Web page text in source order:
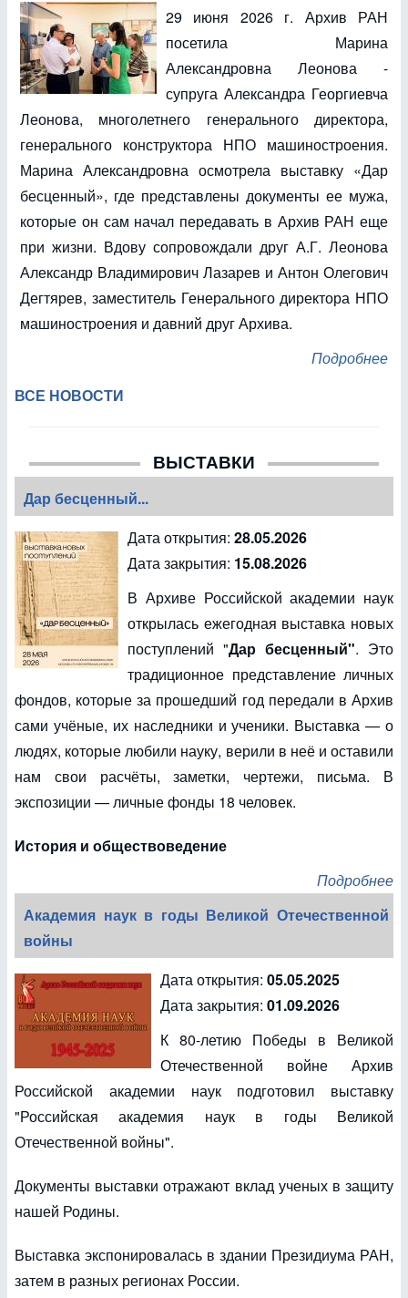
29 июня 2026 г. Архив РАН
посетила Марина
Александровна Леонова -
супруга Александра Георгиевча
Леонова, многолетнего генерального директора,
генерального конструктора НПО машиностроения.
Марина Александровна осмотрела выставку «Дар
бесценный», где представлены документы ее мужа,
которые он сам начал передавать в Архив РАН еще
при жизни. Вдову сопровождали друг А.Г. Леонова
Александр Владимирович Лазарев и Антон Олегович
Дегтярев, заместитель Генерального директора НПО
машиностроения и давний друг Архива.
Подробнее
ВСЕ НОВОСТИ
ВЫСТАВКИ
Дар бесценный...
Дата открытия: 28.05.2026
Дата закрытия: 15.08.2026
В Архиве Российской академии наук
открылась ежегодная выставка новых
поступлений "Дар бесценный". Это
традиционное представление личных
фондов, которые за прошедший год передали в Архив
сами учёные, их наследники и ученики. Выставка — о
людях, которые любили науку, верили в неё и оставили
нам свои расчёты, заметки, чертежи, письма. В
экспозиции — личные фонды 18 человек.
История и обществоведение
Подробнее
Академия наук в годы Великой Отечественной
войны
Дата открытия: 05.05.2025
Дата закрытия: 01.09.2026
К 80-летию Победы в Великой
Отечественной войне Архив
Российской академии наук подготовил выставку
"Российская академия наук в годы Великой
Отечественной войны".
Документы выставки отражают вклад ученых в защиту
нашей Родины.
Выставка экспонировалась в здании Президиума РАН,
затем в разных регионах России.